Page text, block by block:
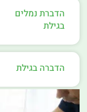
הדברת נמלים
בגילת
הדברה בגילת